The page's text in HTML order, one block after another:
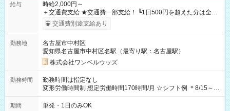
給与
時給2,000円～
＋交通費支給 ★交通費一部支給！ ┗1日500円を超えた分は全額
支給！ ※往復500円以内の方は自己負担となります ★日払い
OK！（規定あり） ┗働いたその日に現金GET♪ お仕事後はコン
期間なし
交通費別途支給あり
勤務地
名古屋市中村区
愛知県名古屋市中村区名駅（最寄り駅：名古屋駅）
株式会社ワンベルウッズ
勤務時間
勤務時間は指定なし
変形労働時間制 想定労働時間170時間/月 ☆シフト例 ＊8/15～
10/26 全日共通 08：00～12：00 17：00～21：00 ＊8/31
～9/19のみ下記シフトもあります！ 12：00～16：00 ＊9/6～
期間 単発・1日のみOK